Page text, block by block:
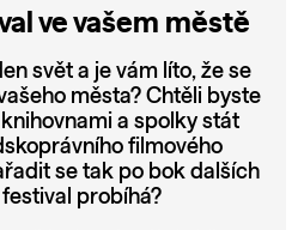
ve vašem městě
svět a je vám líto, že se
města? Chtěli byste
a spolky stát
filmového
se tak po bok dalších
probíhá?